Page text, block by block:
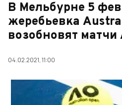
В Мельбурне 5
жеребьевка
возобновят матчи
04.02.2021, 11:00